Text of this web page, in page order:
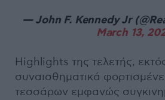
— John F. Kennedy Jr
March 13,
Highlights της τελετής,
συναισθηματικά
τεσσάρων εμφανώς